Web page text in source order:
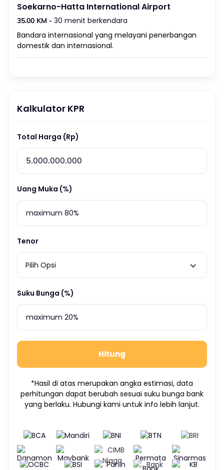
Soekarno-Hatta International Airport
35.00 KM - 30 menit berkendara
Bandara internasional yang melayani penerbangan
domestik dan internasional.
Kalkulator KPR
Total Harga (Rp)
Uang Muka (%)
Tenor
Pilih Opsi
Suku Bunga (%)
Hitung
*Hasil di atas merupakan angka estimasi, data
perhitungan dapat berubah sesuai suku bunga bank
yang berlaku. Hubungi kami untuk info lebih lanjut.